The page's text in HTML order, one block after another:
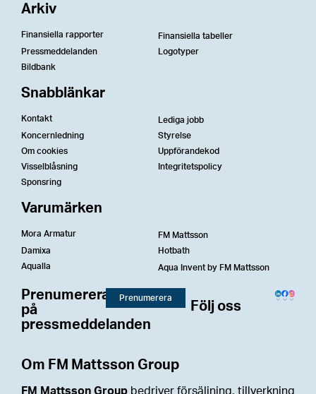
Om FM Mattsson Group
FM Mattsson Group bedriver försäljning, tillverkning
Arkiv
Finansiella rapporter
Finansiella tabeller
Pressmeddelanden
Logotyper
Bildbank
Snabblänkar
Kontakt
Lediga jobb
Koncernledning
Styrelse
Om cookies
Uppförandekod
Visselblåsning
Integritetspolicy
Sponsring
Varumärken
Mora Armatur
FM Mattsson
Damixa
Hotbath
Aqualla
Aqua Invent by FM Mattsson
Prenumerera
på
pressmeddelanden
Prenumerera
Följ oss